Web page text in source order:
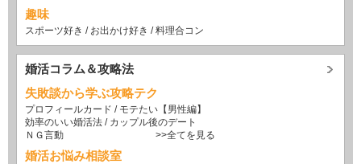
趣味
スポーツ好き / お出かけ好き /料理合コン
婚活コラム＆攻略法
失敗談から学ぶ攻略テク
プロフィールカード / モテたい【男性編】
効率のいい婚活法 / カップル後のデート
ＮＧ言動
>>全てを見る
婚活お悩み相談室